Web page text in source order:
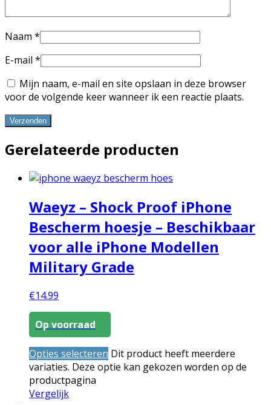
Naam *
E-mail *
Mijn naam, e-mail en site opslaan in deze browser
voor de volgende keer wanneer ik een reactie plaats.
Gerelateerde producten
Waeyz – Shock Proof iPhone
Bescherm hoesje – Beschikbaar
voor alle iPhone Modellen
Military Grade
€14.99
Op voorraad
Opties selecteren Dit product heeft meerdere
variaties. Deze optie kan gekozen worden op de
productpagina
Vergelijk